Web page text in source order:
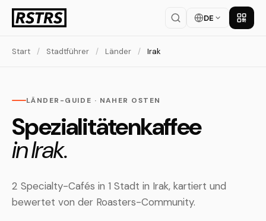
DE App
Start / Stadtführer / Länder / Irak
LÄNDER-GUIDE · NAHER OSTEN
Spezialitätenkaffee
in Irak.
2 Specialty-Cafés in 1 Stadt in Irak, kartiert und
bewertet von der Roasters-Community.